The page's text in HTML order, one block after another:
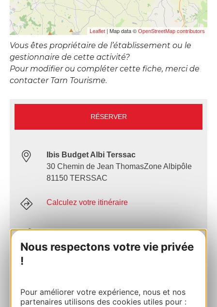
Nous respectons votre vie privée
!
Pour améliorer votre expérience, nous et nos
partenaires utilisons des cookies utiles pour :
Leaflet | Map data © OpenStreetMap contributors
Vous êtes propriétaire de l’établissement ou le
gestionnaire de cette activité?
Pour modifier ou compléter cette fiche, merci de
contacter Tarn Tourisme.
RÉSERVER
Ibis Budget Albi Terssac
30 Chemin de Jean ThomasZone Albipôle
81150 TERSSAC
Calculez votre itinéraire
05 63 54 51 12
Site internet